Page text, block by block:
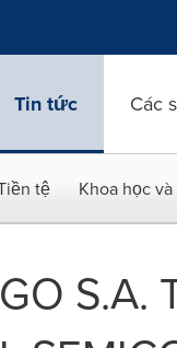
Tin tức Các
tệ Khoa học
S.A.